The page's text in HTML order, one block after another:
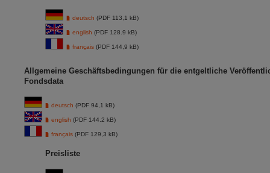
deutsch (PDF 113,1 kB)
english (PDF 128.9 kB)
français (PDF 144,9 kB)
Allgemeine Geschäftsbedingungen für die entgeltliche
Fondsdata
deutsch (PDF 94,1 kB)
english (PDF 144.2 kB)
français (PDF 129,3 kB)
Preisliste